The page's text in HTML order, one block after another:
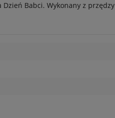
Babci. Wykonany z przędzy